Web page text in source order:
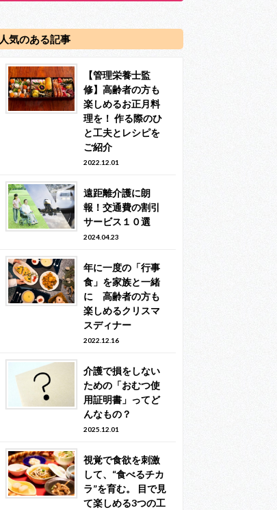
人気のある記事
【管理栄養士監
修】高齢者の方も
楽しめるお正月料
理を！ 作る際のひ
と工夫とレシピを
ご紹介
2022.12.01
遠距離介護に朗
報！交通費の割引
サービス１０選
2024.04.23
年に一度の「行事
食」を家族と一緒
に 高齢者の方も
楽しめるクリスマ
スディナー
2022.12.16
介護で損をしない
ための「おむつ使
用証明書」ってど
んなもの？
2025.12.01
視覚で食欲を刺激
して、“食べるチカ
ラ”を育む。 目で見
て楽しめる3つの工